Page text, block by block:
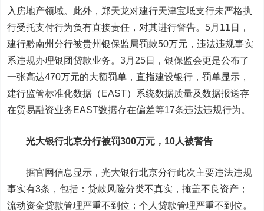
入房地产领域。此外，郑天龙对建行天津宝坻支行未严格执
行受托支付行为负有直接责任，对其进行警告。5月11日，
建行黔南州分行被贵州银保监局罚款50万元，违法违规事实
系违规办理银团贷款业务。3月25日，银保监会更是公布了
一张高达470万元的大额罚单，直指建设银行，罚单显示，
建行监管标准化数据（EAST）系统数据质量及数据报送存
在贸易融资业务EAST数据存在偏差等17条违法违规行为。
光大银行北京分行被罚300万元，10人被警告
据官网信息显示，光大银行北京分行此次主要违法违规
事实有3条，包括：贷款风险分类不真实，掩盖不良资产；
流动资金贷款管理严重不到位；个人贷款管理严重不到位。